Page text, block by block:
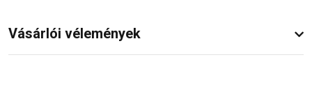
Vásárlói vélemények